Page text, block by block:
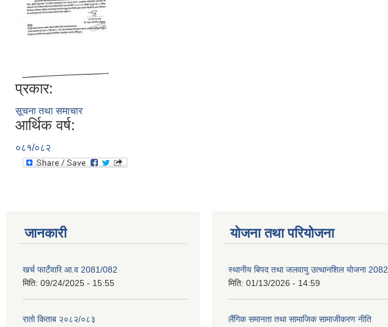
प्रकार:
सूचना तथा समाचार
आर्थिक वर्ष:
०८१/०८२
जानकारी
खर्च फाटँवारि आ.व 2081/082
मिति: 09/24/2025 - 15:55
रातो किताब २०८२/०८३
योजना तथा परियोजना
स्थानीय बिपद तथा जलवायु उत्थानशिल योजना 2082
मिति: 01/13/2026 - 14:59
लैंगिक समानता तथा सामाजिक सामाजीकरण नीति